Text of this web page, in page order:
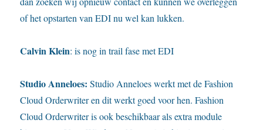
of het opstarten van EDI nu wel kan lukken.
Calvin Klein: is nog in trail fase met EDI
Studio Anneloes:Studio Anneloes werkt met de Fashion
Cloud Orderwriter en dit werkt goed voor hen. Fashion
Cloud Orderwriter is ook beschikbaar als extra module